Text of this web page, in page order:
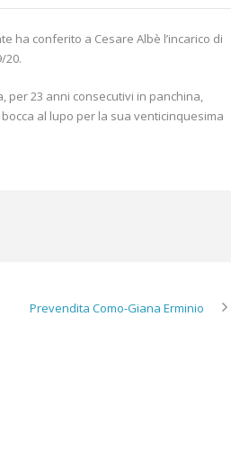
ha conferito a Cesare Albè l’incarico di
20.
per 23 anni consecutivi in panchina,
al lupo per la sua venticinquesima
Prevendita Como-Giana Erminio